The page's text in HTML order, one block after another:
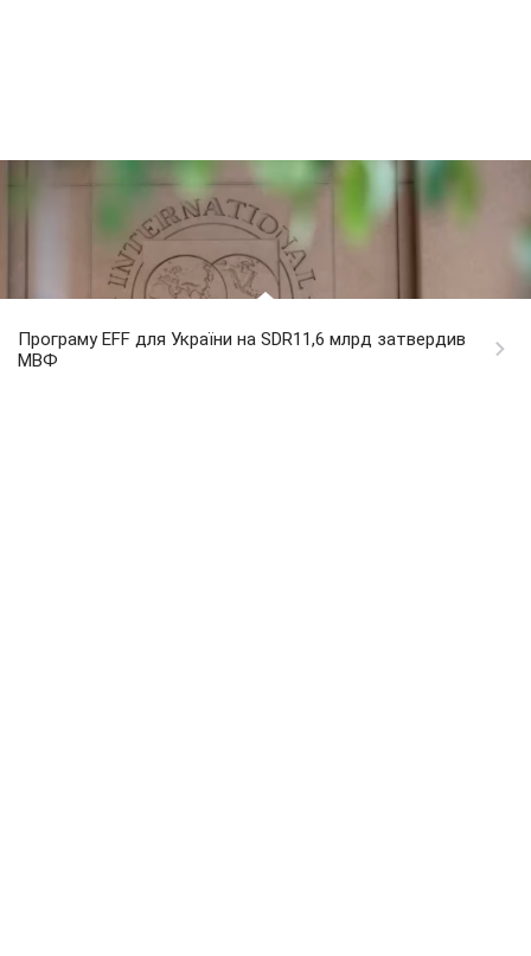
Програму EFF для України на SDR11,6 млрд затвердив
МВФ